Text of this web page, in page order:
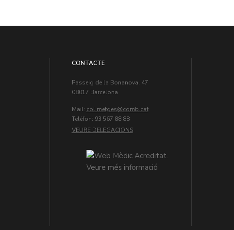
CONTACTE
Passeig de la Bonanova, 47
08017 Barcelona
Mail: col.metges
Teléfon: 93 567 88 88
VEURE DELEGACIONS